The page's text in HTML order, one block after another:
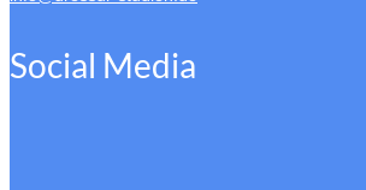
Social Media